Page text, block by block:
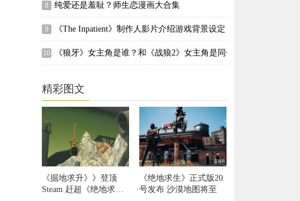
8 纯爱还是羞耻？师生恋漫画大合集
9 《The Inpatient》制作人影片介绍游戏背景设定
10 《狼牙》女主角是谁？和《战狼2》女主角是同一个人吗？
精彩图文
《掘地求升》》登顶
Steam 赶超《绝地求
《绝地求生》正式版20
号发布 沙漠地图将至